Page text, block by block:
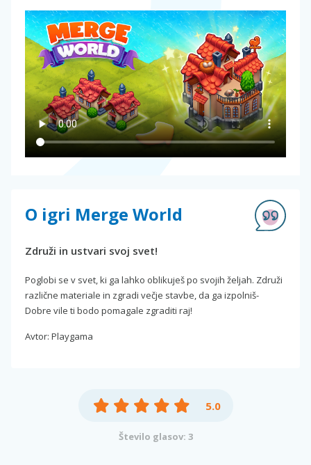
O igri Merge World
Združi in ustvari svoj svet!
Poglobi se v svet, ki ga lahko oblikuješ po svojih željah. Združi
različne materiale in zgradi večje stavbe, da ga izpolniš-
Dobre vile ti bodo pomagale zgraditi raj!
Avtor: Playgama
5.0
Število glasov: 3